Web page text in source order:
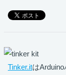
Tinker.itは